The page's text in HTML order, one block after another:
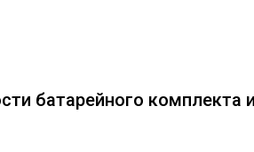
батарейного комплекта